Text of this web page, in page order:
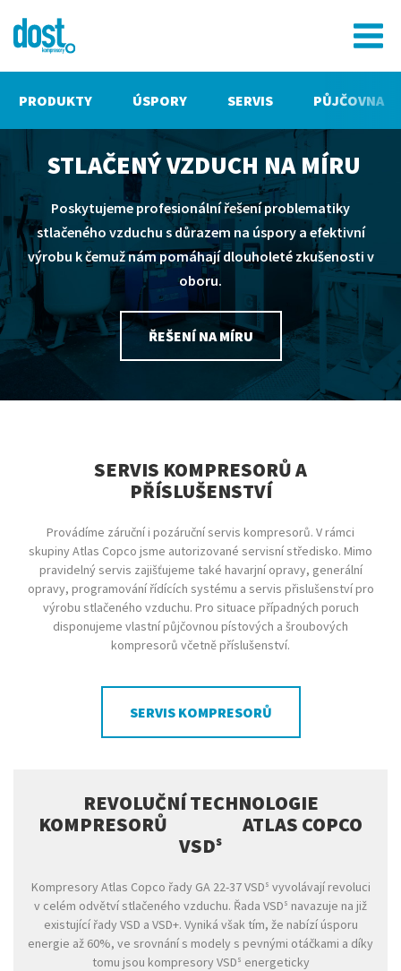
PRODUKTY ÚSPORY SERVIS PŮJČOVNA
STLAČENÝ VZDUCH NA MÍRU
Poskytujeme profesionální řešení problematiky
stlačeného vzduchu s důrazem na úspory a efektivní
výrobu k čemuž nám pomáhají dlouholeté zkušenosti v
oboru.
ŘEŠENÍ NA MÍRU
SERVIS KOMPRESORŮ A
PŘÍSLUŠENSTVÍ
Provádíme záruční i pozáruční servis kompresorů. V rámci
skupiny Atlas Copco jsme autorizované servisní středisko. Mimo
pravidelný servis zajišťujeme také havarjní opravy, generální
opravy, programování řídících systému a servis přislušenství pro
výrobu stlačeného vzduchu. Pro situace případných poruch
disponujeme vlastní půjčovnou pístových a šroubových
kompresorů včetně příslušenství.
SERVIS KOMPRESORŮ
REVOLUČNÍ TECHNOLOGIE
KOMPRESORŮ ATLAS COPCO
VSDˢ
Kompresory Atlas Copco řady GA 22-37 VSDˢ vyvolávají revoluci
v celém odvětví stlačeného vzduchu. Řada VSDˢ navazuje na již
existující řady VSD a VSD+. Vyniká však tím, že nabízí úsporu
energie až 60%, ve srovnání s modely s pevnými otáčkami a díky
tomu jsou kompresory VSDˢ energeticky